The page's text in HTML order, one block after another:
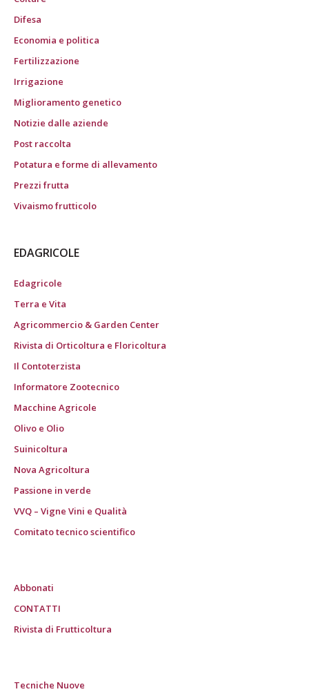
Difesa
Economia e politica
Fertilizzazione
Irrigazione
Miglioramento genetico
Notizie dalle aziende
Post raccolta
Potatura e forme di allevamento
Prezzi frutta
Vivaismo frutticolo
EDAGRICOLE
Edagricole
Terra e Vita
Agricommercio & Garden Center
Rivista di Orticoltura e Floricoltura
Il Contoterzista
Informatore Zootecnico
Macchine Agricole
Olivo e Olio
Suinicoltura
Nova Agricoltura
Passione in verde
VVQ – Vigne Vini e Qualità
Comitato tecnico scientifico
Abbonati
CONTATTI
Rivista di Frutticoltura
Tecniche Nuove